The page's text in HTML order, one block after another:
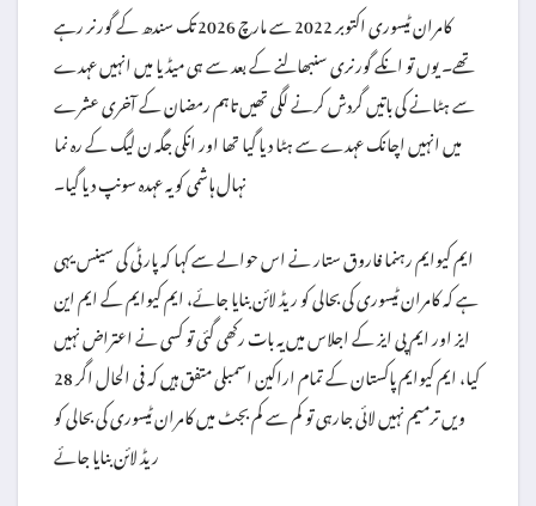
کامران ٹیسوری اکتوبر 2022 سے مارچ 2026 تک سندھ کے گورنر رہے
تھے۔ یوں تو انکے گورنری سنبھالنے کے بعد سے ہی میڈیا میں انہیں عہدے
سے ہٹانے کی باتیں گردش کرنے لگی تھیں تاہم رمضان کے آخری عشرے
میں انہیں اچانک عہدے سے ہٹا دیا گیا تھا اور انکی جگہ ن لیگ کے رہ نما
نہال ہاشمی کو یہ عہدہ سونپ دیا گیا۔
ایم کیوایم رہنما فاروق ستار نے اس حوالے سے کہا کہ پارٹی کی سینس یہی
ہے کہ کامران ٹیسوری کی بحالی کو ریڈ لائن بنایا جائے، ایم کیوایم کے ایم این
ایز اور ایم پی ایز کے اجلاس میں یہ بات رکھی گئی تو کسی نے اعتراض نہیں
کیا، ایم کیوایم پاکستان کے تمام اراکین اسمبلی متفق ہیں کہ فی الحال اگر 28
ویں ترمیم نہیں لائی جارہی تو کم سے کم بجٹ میں کامران ٹیسوری کی بحالی کو
ریڈ لائن بنایا جائے